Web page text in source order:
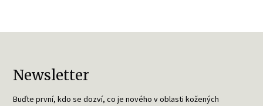
Newsletter
Buďte první, kdo se dozví, co je nového v oblasti kožených